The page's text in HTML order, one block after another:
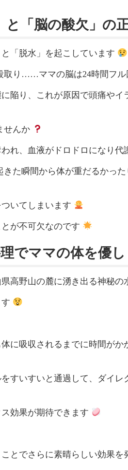
「脳の酸欠」の
「脱水」を起こしています
取り……ママの脳は24時間フ
陥り、これが原因で頭痛やイ
せんか
れ、血液がドロドロになり代
た瞬間から体が重だるかっ
いてしまいます
が不可欠なのです
でママの体を優
高野山の麓に湧き出る神秘の
に吸収されるまでに時間がか
すいすいと通過して、ダイレ
効果が期待できます
とでさらに素晴らしい効果を